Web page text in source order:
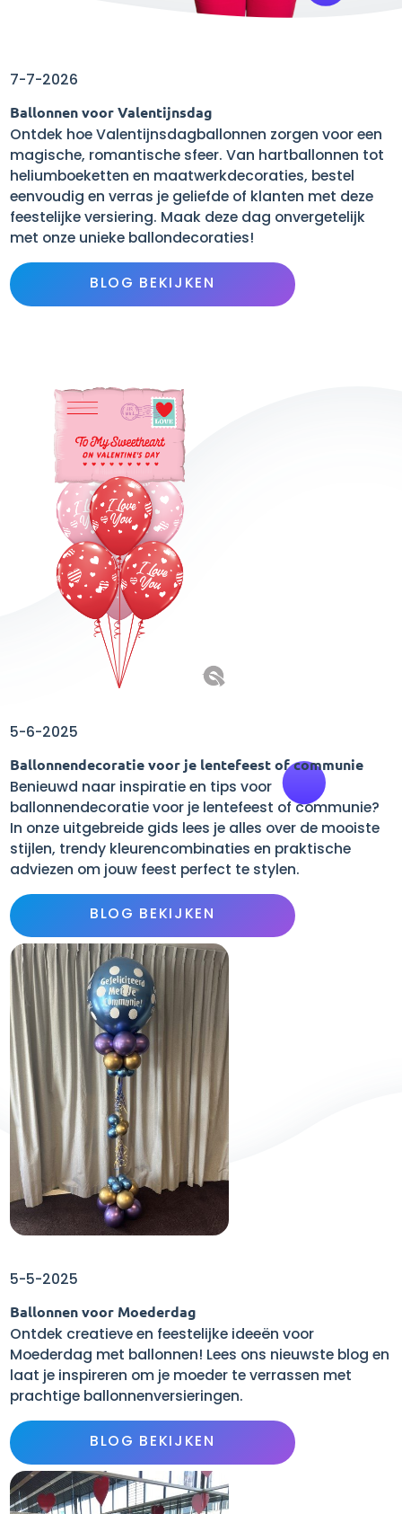
7-7-2026
Ballonnen voor Valentijnsdag
Ontdek hoe Valentijnsdagballonnen zorgen voor een
magische, romantische sfeer. Van hartballonnen tot
heliumboeketten en maatwerkdecoraties, bestel
eenvoudig en verras je geliefde of klanten met deze
feestelijke versiering. Maak deze dag onvergetelijk
met onze unieke ballondecoraties!
BLOG BEKIJKEN
5-6-2025
Ballonnendecoratie voor je lentefeest of communie
Benieuwd naar inspiratie en tips voor
ballonnendecoratie voor je lentefeest of communie?
In onze uitgebreide gids lees je alles over de mooiste
stijlen, trendy kleurencombinaties en praktische
adviezen om jouw feest perfect te stylen.
BLOG BEKIJKEN
5-5-2025
Ballonnen voor Moederdag
Ontdek creatieve en feestelijke ideeën voor
Moederdag met ballonnen! Lees ons nieuwste blog en
laat je inspireren om je moeder te verrassen met
prachtige ballonnenversieringen.
BLOG BEKIJKEN